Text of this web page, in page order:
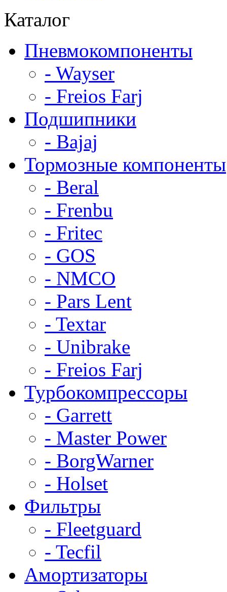
Каталог
Пневмокомпоненты
- Wayser
- Freios Farj
Подшипники
- Bajaj
Тормозные компоненты
- Beral
- Frenbu
- Fritec
- GOS
- NMCO
- Pars Lent
- Textar
- Unibrake
- Freios Farj
Турбокомпрессоры
- Garrett
- Master Power
- BorgWarner
- Holset
Фильтры
- Fleetguard
- Tecfil
Амортизаторы